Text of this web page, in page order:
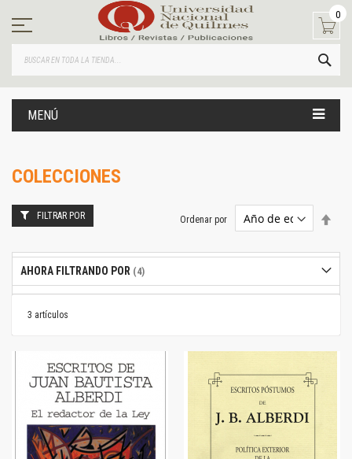
contenido
0
MENÚ
COLECCIONES
3 artículos
Ordenar por
FILTRAR POR
AHORA FILTRANDO POR